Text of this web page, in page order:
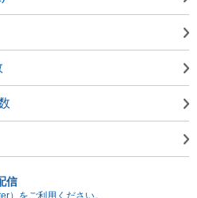
信
）をご利用ください。